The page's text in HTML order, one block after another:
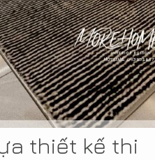
thiết kế thi